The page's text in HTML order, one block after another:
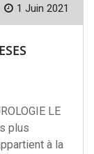
1 Juin 2021
LE
plus
à la